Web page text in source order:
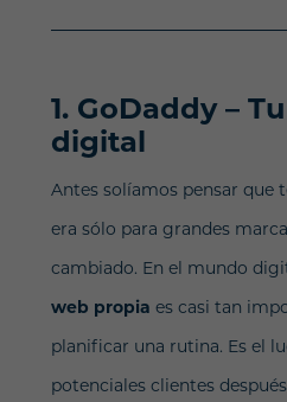
1. GoDaddy –
digital
Antes solíamos pensar que
era sólo para grandes
cambiado. En el mundo
web propia es casi tan
planificar una rutina. Es el
potenciales clientes